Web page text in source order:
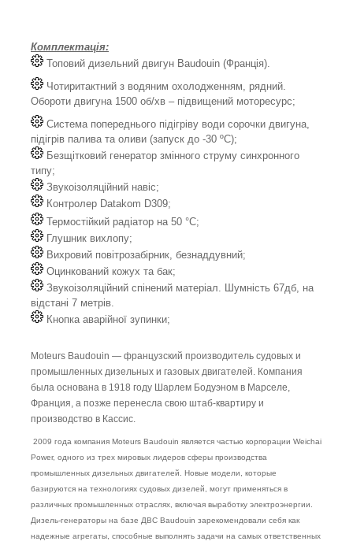
Комплектація:
Топовий дизельний двигун Baudouin (Франція).
Чотиритактний з водяним охолодженням, рядний.
Обороти двигуна 1500 об/хв – підвищений моторесурс;
Система попереднього підігріву води сорочки двигуна,
підігрів палива та оливи (запуск до -30 ºС);
Безщітковий генератор змінного струму синхронного
типу;
Звукоізоляційний навіс;
Контролер Datakom D309;
Термостійкий радіатор на 50 °C;
Глушник вихлопу;
Вихровий повітрозабірник, безнаддувний;
Оцинкований кожух та бак;
Звукоізоляційний спінений матеріал. Шумність 67дб, на
відстані 7 метрів.
Кнопка аварійної зупинки;
Moteurs Baudouin — французский производитель судовых и
промышленных дизельных и газовых двигателей. Компания
была основана в 1918 году Шарлем Бодуэном в Марселе,
Франция, а позже перенесла свою штаб-квартиру и
производство в Кассис.
2009 года компания Moteurs Baudouin является частью корпорации Weichai
Power, одного из трех мировых лидеров сферы производства
промышленных дизельных двигателей. Новые модели, которые
базируются на технологиях судовых дизелей, могут применяться в
различных промышленных отраслях, включая выработку электроэнергии.
Дизель-генераторы на базе ДВС Baudouin зарекомендовали себя как
надежные агрегаты, способные выполнять задачи на самых ответственных